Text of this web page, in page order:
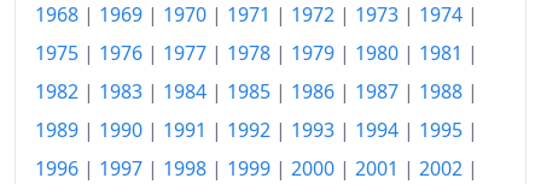
1989
941.95
1990
999.39
1992
1,035.80
1968 | 1969 | 1970 | 1971 | 1972 | 1973 | 1974 |
1975 | 1976 | 1977 | 1978 | 1979 | 1980 | 1981 |
1982 | 1983 | 1984 | 1985 | 1986 | 1987 | 1988 |
1989 | 1990 | 1991 | 1992 | 1993 | 1994 | 1995 |
1996 | 1997 | 1998 | 1999 | 2000 | 2001 | 2002 |